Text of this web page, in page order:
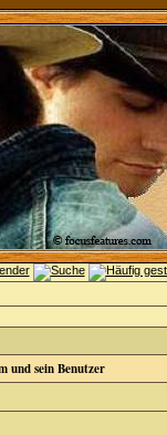
und sein Benutzer